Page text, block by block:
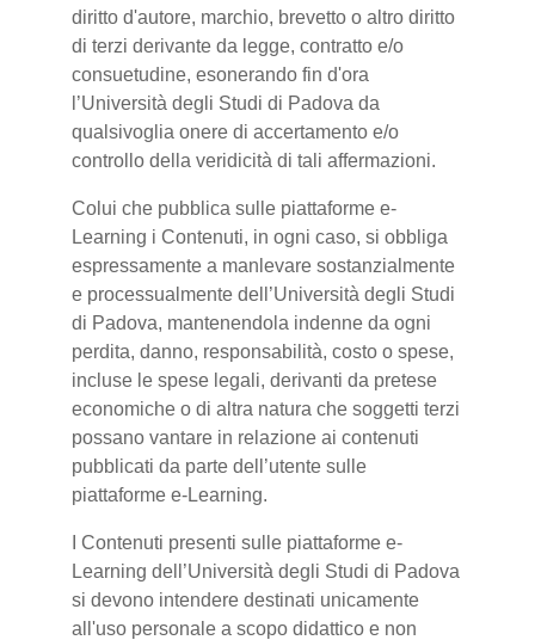
diritto d'autore, marchio, brevetto o altro diritto
di terzi derivante da legge, contratto e/o
consuetudine, esonerando fin d'ora
l’Università degli Studi di Padova da
qualsivoglia onere di accertamento e/o
controllo della veridicità di tali affermazioni.
Colui che pubblica sulle piattaforme e-
Learning i Contenuti, in ogni caso, si obbliga
espressamente a manlevare sostanzialmente
e processualmente dell’Università degli Studi
di Padova, mantenendola indenne da ogni
perdita, danno, responsabilità, costo o spese,
incluse le spese legali, derivanti da pretese
economiche o di altra natura che soggetti terzi
possano vantare in relazione ai contenuti
pubblicati da parte dell’utente sulle
piattaforme e-Learning.
I Contenuti presenti sulle piattaforme e-
Learning dell’Università degli Studi di Padova
si devono intendere destinati unicamente
all'uso personale a scopo didattico e non